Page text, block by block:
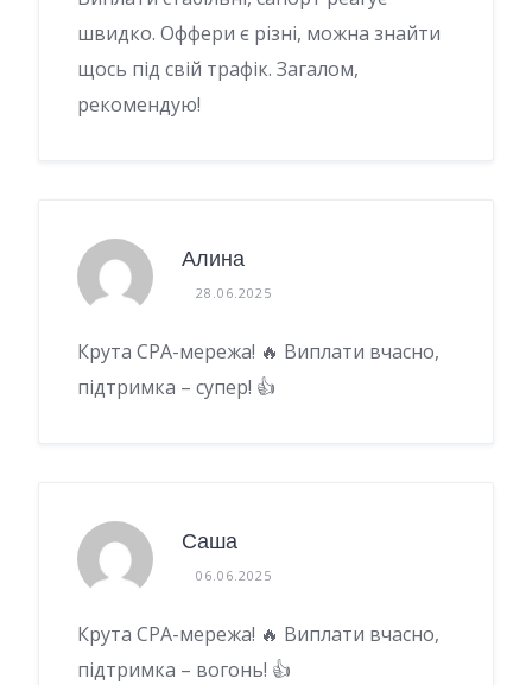
швидко. Оффери є різні, можна знайти
щось під свій трафік. Загалом,
рекомендую!
Алина
28.06.2025
Крута CPA-мережа! 🔥 Виплати вчасно,
підтримка – супер! 👍
Саша
06.06.2025
Крута CPA-мережа! 🔥 Виплати вчасно,
підтримка – вогонь! 👍